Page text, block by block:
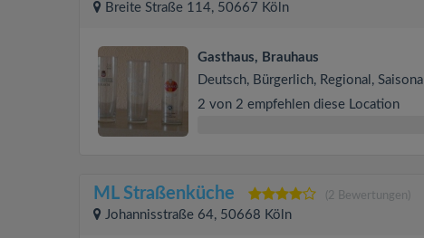
Breite Straße 114, 50667 Köln
Gasthaus, Brauhaus
Deutsch, Bürgerlich, Regional, Saisonal
2 von 2 empfehlen diese Location
ML Straßenküche (2 Bewertungen)
Johannisstraße 64, 50668 Köln